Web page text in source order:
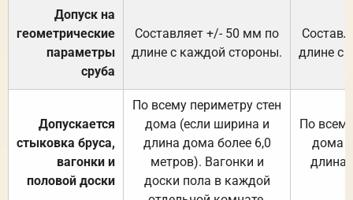
Допуск на
геометрические
параметры
сруба
Составляет +/- 50 мм по
длине с каждой стороны.
длине с
Допускается
стыковка бруса,
вагонки и
половой доски
По всему периметру стен
дома (если ширина и
длина дома более 6,0
метров). Вагонки и
доски пола в каждой
По
дома
длина